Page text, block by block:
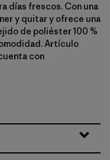
días frescos. Con una
y quitar y ofrece una
de poliéster 100 %
Artículo
con